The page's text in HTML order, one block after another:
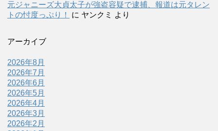
元ジャニーズ大貞太子が強盗容疑で逮捕、報道は元タレン
トの忖度っぷり！
に ヤンクミ より
アーカイブ
2026年8月
2026年7月
2026年6月
2026年5月
2026年4月
2026年3月
2026年2月